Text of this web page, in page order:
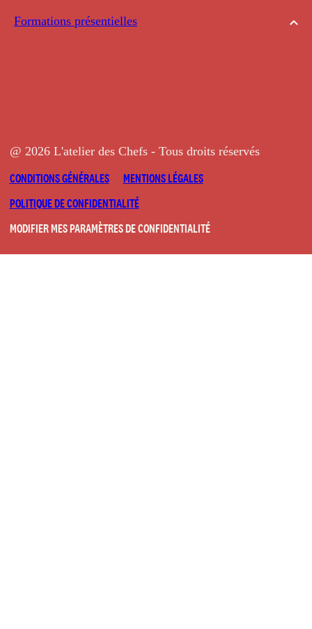
Formations présentielles
@ 2026 L'atelier des Chefs - Tous droits réservés
CONDITIONS GÉNÉRALES
MENTIONS LÉGALES
POLITIQUE DE CONFIDENTIALITÉ
MODIFIER MES PARAMÈTRES DE CONFIDENTIALITÉ